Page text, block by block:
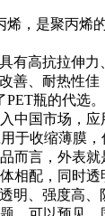
，是聚丙烯的
有高抗拉伸
善、耐热性佳
PET瓶的代
中国市场，应
于收缩薄膜
而言，外表
相配，同时
明、强度高